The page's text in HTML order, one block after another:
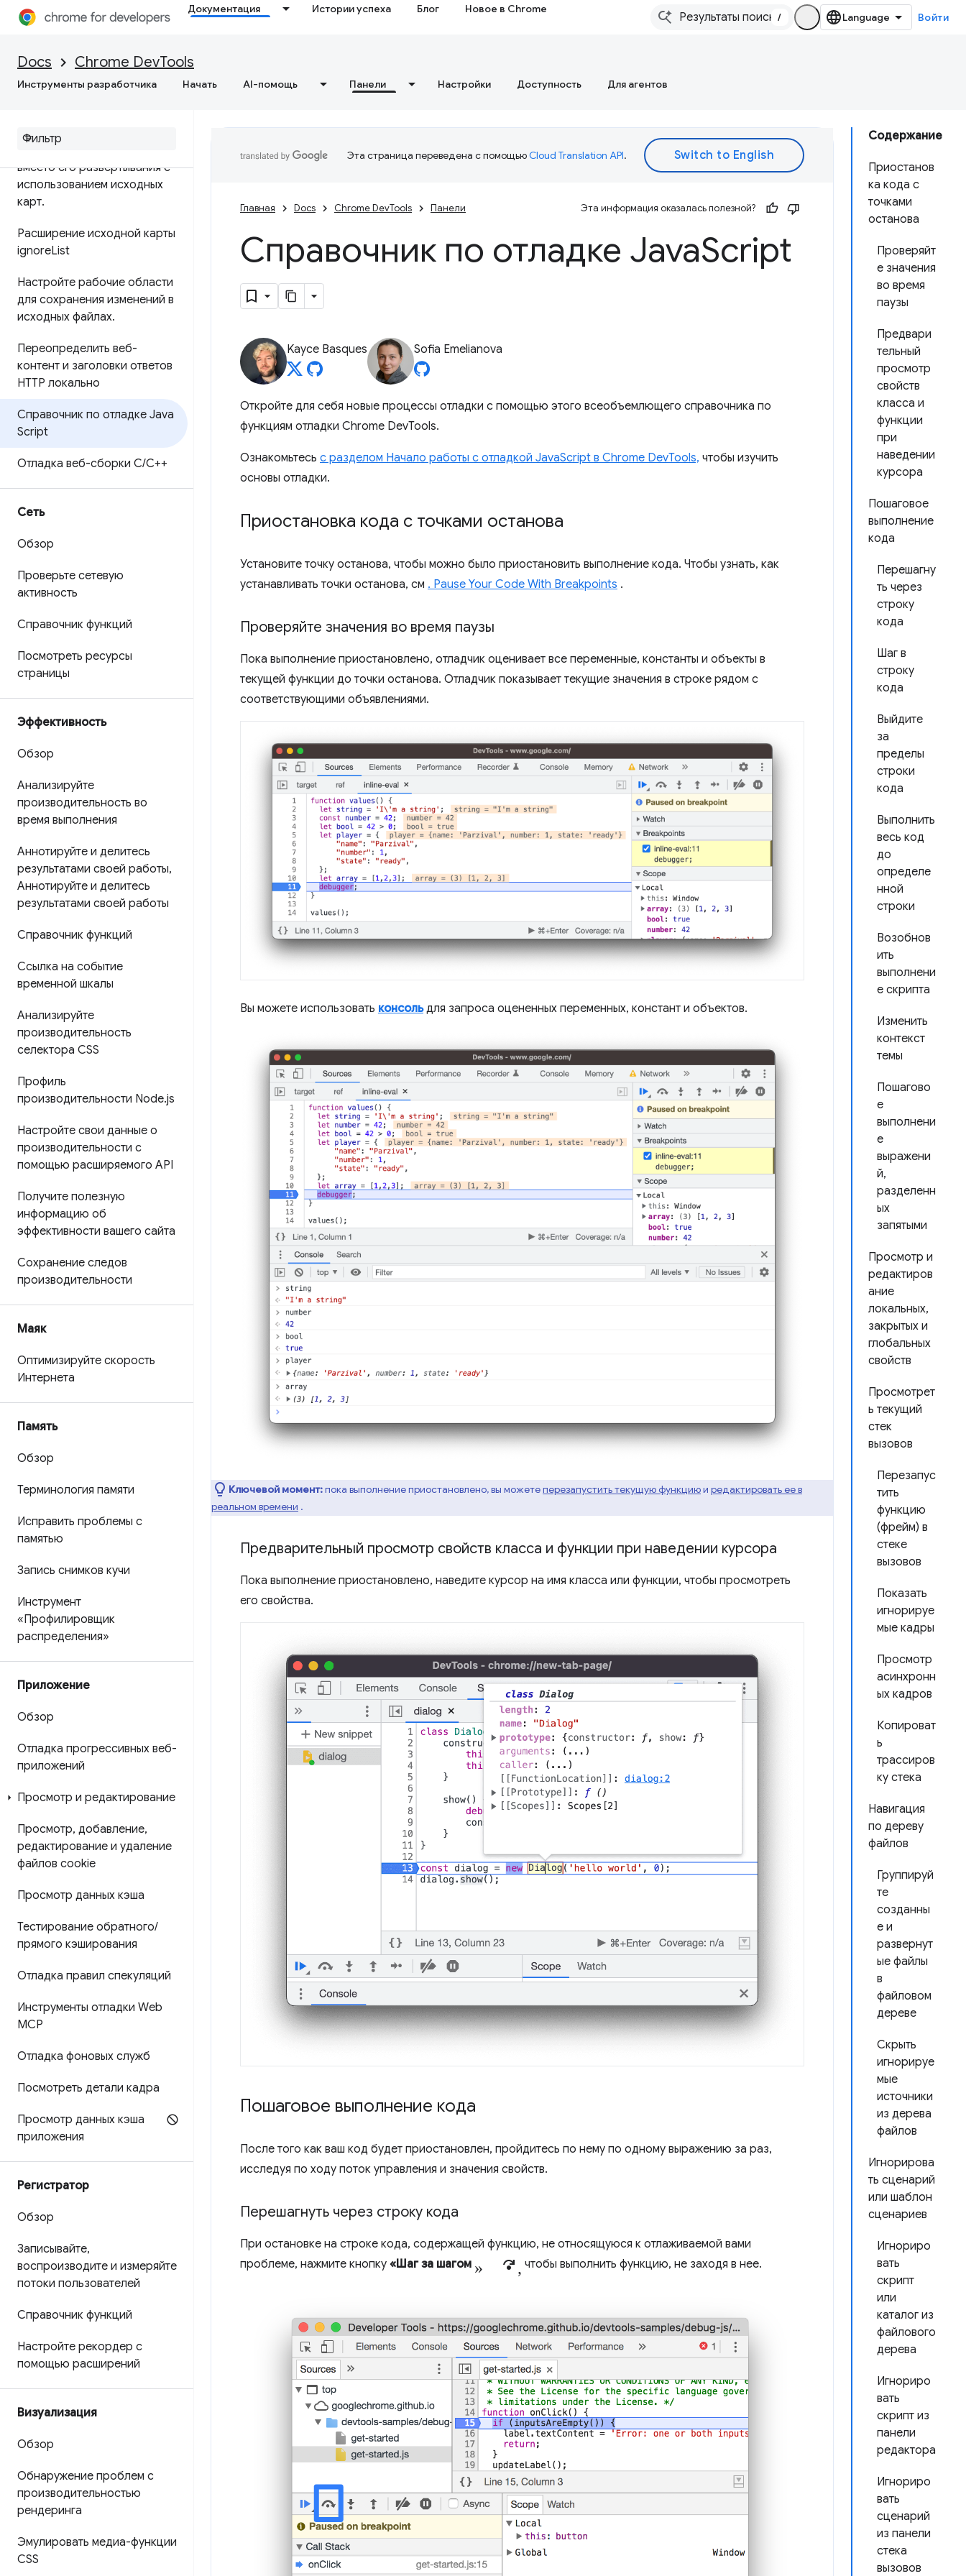
Документация Истории успеха Блог Новое в Chrome
/ Войти
Docs Chrome DevTools
Инструменты разработчика Начать AI-помощь Панели Настройки Доступность Для агентов
Отладка JavaScript
Приостановите свой код с
помощью точек останова
вместо его развертывания с
использованием исходных
карт.
Расширение исходной карты
ignoreList
Настройте рабочие области
для сохранения изменений в
исходных файлах.
Переопределить веб-
контент и заголовки ответов
HTTP локально
Справочник по отладке Java
Script
Отладка веб-сборки C/C++
Сеть
Обзор
Проверьте сетевую
активность
Справочник функций
Посмотреть ресурсы
страницы
Эффективность
Обзор
Анализируйте
производительность во
время выполнения
Аннотируйте и делитесь
результатами своей работы,
Аннотируйте и делитесь
результатами своей работы
Справочник функций
Ссылка на событие
временной шкалы
Анализируйте
производительность
селектора CSS
Профиль
производительности Node.js
Настройте свои данные о
производительности с
помощью расширяемого API
Получите полезную
информацию об
эффективности вашего сайта
Сохранение следов
производительности
Маяк
Оптимизируйте скорость
Интернета
Память
Обзор
Терминология памяти
Исправить проблемы с
памятью
Запись снимков кучи
Инструмент
«Профилировщик
распределения»
Приложение
Обзор
Отладка прогрессивных веб-
приложений
Просмотр и редактирование
Просмотр, добавление,
редактирование и удаление
файлов cookie
Просмотр данных кэша
Тестирование обратного/
прямого кэширования
Отладка правил спекуляций
Инструменты отладки Web
MCP
Отладка фоновых служб
Посмотреть детали кадра
Просмотр данных кэша
приложения
Регистратор
Обзор
Записывайте,
воспроизводите и измеряйте
потоки пользователей
Справочник функций
Настройте рекордер с
помощью расширений
Визуализация
Обзор
Обнаружение проблем с
производительностью
рендеринга
Эмулировать медиа-функции
CSS
Содержание
Приостанов
ка кода с
точками
останова
Проверяйт
е значения
во время
паузы
Предвари
тельный
просмотр
свойств
класса и
функции
при
наведении
курсора
Пошаговое
выполнение
кода
Перешагну
ть через
строку
кода
Шаг в
строку
кода
Выйдите
за
пределы
строки
кода
Выполнить
весь код
до
определе
нной
строки
Возобнов
ить
выполнени
е скрипта
Изменить
контекст
темы
Пошагово
е
выполнени
е
выражени
й,
разделенн
ых
запятыми
Просмотр и
редактиров
ание
локальных,
закрытых и
глобальных
свойств
Просмотрет
ь текущий
стек
вызовов
Перезапус
тить
функцию
(фрейм) в
стеке
вызовов
Показать
игнорируе
мые кадры
Просмотр
асинхронн
ых кадров
Копироват
ь
трассиров
ку стека
Навигация
по дереву
файлов
Группируй
те
созданны
е и
развернут
ые файлы
в
файловом
дереве
Скрыть
игнорируе
мые
источники
из дерева
файлов
Игнорирова
ть сценарий
или шаблон
сценариев
Игнориро
вать
скрипт
или
каталог из
файлового
дерева
Игнориро
вать
скрипт из
панели
редактора
Игнориро
вать
сценарий
из панели
стека
вызовов
Эта страница переведена с помощьюCloud Translation API.
Главная Docs Chrome DevTools Панели Эта информация оказалась полезной?
Справочник по отладке JavaScript
Kayce Basques Sofia Emelianova
Откройте для себя новые процессы отладки с помощью этого всеобъемлющего справочника по
функциям отладки Chrome DevTools.
Ознакомьтесь с разделом Начало работы с отладкой JavaScript в Chrome DevTools, чтобы изучить
основы отладки.
Приостановка кода с точками останова
Установите точку останова, чтобы можно было приостановить выполнение кода. Чтобы узнать, как
устанавливать точки останова, см . Pause Your Code With Breakpoints .
Проверяйте значения во время паузы
Пока выполнение приостановлено, отладчик оценивает все переменные, константы и объекты в
текущей функции до точки останова. Отладчик показывает текущие значения в строке рядом с
соответствующими объявлениями.
Вы можете использовать консольдля запроса оцененных переменных, констант и объектов.
Ключевой момент:пока выполнение приостановлено, вы можетеперезапустить текущую функциюи редактировать ее в
реальном времени .
Предварительный просмотр свойств класса и функции при наведении курсора
Пока выполнение приостановлено, наведите курсор на имя класса или функции, чтобы просмотреть
его свойства.
Пошаговое выполнение кода
После того как ваш код будет приостановлен, пройдитесь по нему по одному выражению за раз,
исследуя по ходу поток управления и значения свойств.
Перешагнуть через строку кода
При остановке на строке кода, содержащей функцию, не относящуюся к отлаживаемой вами
проблеме, нажмите кнопку «Шаг за шагом » step_over, чтобы выполнить функцию, не заходя в нее.